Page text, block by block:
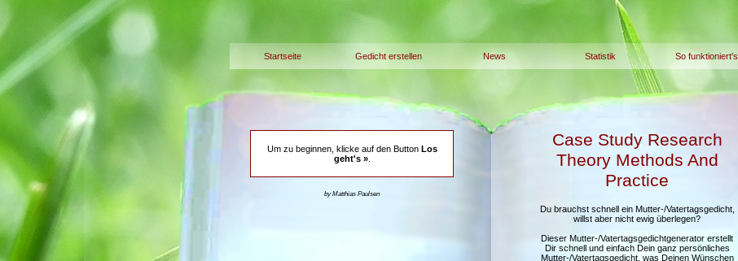
Startseite Gedicht erstellen News Statistik So funktioniert's
Um zu beginnen, klicke auf den Button Los
geht's ».
by Matthias Paulsen
Case Study Research
Theory Methods And
Practice
Du brauchst schnell ein Mutter-/Vatertagsgedicht,
willst aber nicht ewig überlegen?
Dieser Mutter-/Vatertagsgedichtgenerator erstellt
Dir schnell und einfach Dein ganz persönliches
Mutter-/Vatertagsgedicht, was Deinen Wünschen